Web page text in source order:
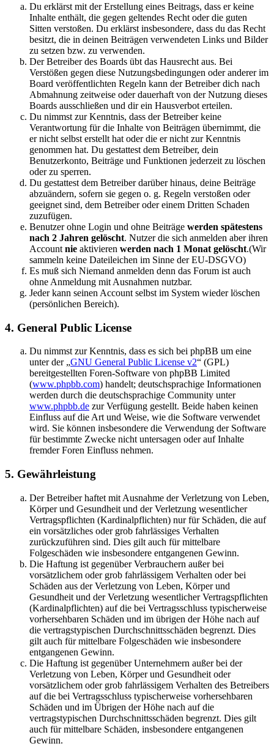
Du erklärst mit der Erstellung eines Beitrags, dass er keine
Inhalte enthält, die gegen geltendes Recht oder die guten
Sitten verstoßen. Du erklärst insbesondere, dass du das Recht
besitzt, die in deinen Beiträgen verwendeten Links und Bilder
zu setzen bzw. zu verwenden.
Der Betreiber des Boards übt das Hausrecht aus. Bei
Verstößen gegen diese Nutzungsbedingungen oder anderer im
Board veröffentlichten Regeln kann der Betreiber dich nach
Abmahnung zeitweise oder dauerhaft von der Nutzung dieses
Boards ausschließen und dir ein Hausverbot erteilen.
Du nimmst zur Kenntnis, dass der Betreiber keine
Verantwortung für die Inhalte von Beiträgen übernimmt, die
er nicht selbst erstellt hat oder die er nicht zur Kenntnis
genommen hat. Du gestattest dem Betreiber, dein
Benutzerkonto, Beiträge und Funktionen jederzeit zu löschen
oder zu sperren.
Du gestattest dem Betreiber darüber hinaus, deine Beiträge
abzuändern, sofern sie gegen o. g. Regeln verstoßen oder
geeignet sind, dem Betreiber oder einem Dritten Schaden
zuzufügen.
Benutzer ohne Login und ohne Beiträge werden spätestens
nach 2 Jahren gelöscht. Nutzer die sich anmelden aber ihren
Account nie aktivieren werden nach 1 Monat gelöscht.(Wir
sammeln keine Dateileichen im Sinne der EU-DSGVO)
Es muß sich Niemand anmelden denn das Forum ist auch
ohne Anmeldung mit Ausnahmen nutzbar.
Jeder kann seinen Account selbst im System wieder löschen
(persönlichen Bereich).
4. General Public License
Du nimmst zur Kenntnis, dass es sich bei phpBB um eine
unter der „GNU General Public License v2“ (GPL)
bereitgestellten Foren-Software von phpBB Limited
(www.phpbb.com) handelt; deutschsprachige Informationen
werden durch die deutschsprachige Community unter
www.phpbb.de zur Verfügung gestellt. Beide haben keinen
Einfluss auf die Art und Weise, wie die Software verwendet
wird. Sie können insbesondere die Verwendung der Software
für bestimmte Zwecke nicht untersagen oder auf Inhalte
fremder Foren Einfluss nehmen.
5. Gewährleistung
Der Betreiber haftet mit Ausnahme der Verletzung von Leben,
Körper und Gesundheit und der Verletzung wesentlicher
Vertragspflichten (Kardinalpflichten) nur für Schäden, die auf
ein vorsätzliches oder grob fahrlässiges Verhalten
zurückzuführen sind. Dies gilt auch für mittelbare
Folgeschäden wie insbesondere entgangenen Gewinn.
Die Haftung ist gegenüber Verbrauchern außer bei
vorsätzlichem oder grob fahrlässigem Verhalten oder bei
Schäden aus der Verletzung von Leben, Körper und
Gesundheit und der Verletzung wesentlicher Vertragspflichten
(Kardinalpflichten) auf die bei Vertragsschluss typischerweise
vorhersehbaren Schäden und im übrigen der Höhe nach auf
die vertragstypischen Durchschnittsschäden begrenzt. Dies
gilt auch für mittelbare Folgeschäden wie insbesondere
entgangenen Gewinn.
Die Haftung ist gegenüber Unternehmern außer bei der
Verletzung von Leben, Körper und Gesundheit oder
vorsätzlichem oder grob fahrlässigem Verhalten des Betreibers
auf die bei Vertragsschluss typischerweise vorhersehbaren
Schäden und im Übrigen der Höhe nach auf die
vertragstypischen Durchschnittsschäden begrenzt. Dies gilt
auch für mittelbare Schäden, insbesondere entgangenen
Gewinn.